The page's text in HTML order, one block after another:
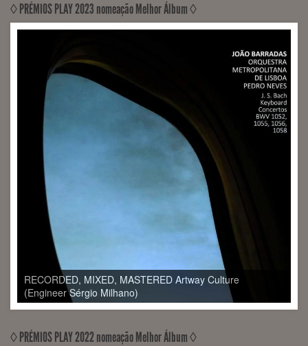
◊ PRÉMIOS PLAY 2023 nomeação Melhor Álbum ◊
◊ PRÉMIOS PLAY 2022 nomeação Melhor Álbum ◊